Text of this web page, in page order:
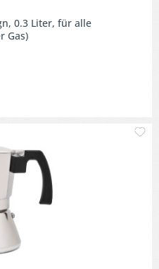
0.3 Liter, für alle
Gas)